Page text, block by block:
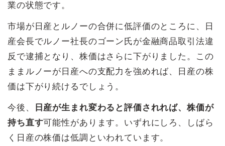
業の状態です。
市場が日産とルノーの合併に低評価のところに、日
産会長でルノー社長のゴーン氏が金融商品取引法違
反で逮捕となり、株価はさらに下がりました。この
ままルノーが日産への支配力を強めれば、日産の株
価は下がり続けるでしょう。
今後、
日産が生まれ変わると評価されれば、株価が
持ち直す可能性があります。いずれにしろ、しばら
く日産の株価は低調といわれています。